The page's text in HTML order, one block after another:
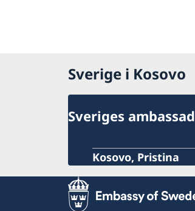
Sverige i Kosovo
Sveriges ambassad
Kosovo, Pristina